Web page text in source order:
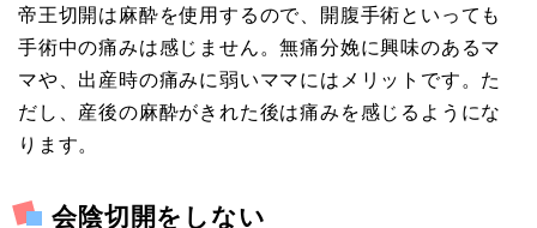
帝王切開は麻酔を使用するので、開腹手術といっても
手術中の痛みは感じません。無痛分娩に興味のあるマ
マや、出産時の痛みに弱いママにはメリットです。た
だし、産後の麻酔がきれた後は痛みを感じるようにな
ります。
会陰切開をしない